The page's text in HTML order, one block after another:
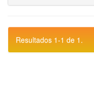
Resultados 1-1 de 1.